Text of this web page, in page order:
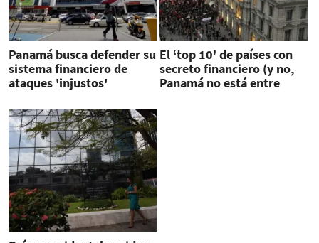
Panamá busca defender su
sistema financiero de
ataques 'injustos'
El ‘top 10’ de países con
secreto financiero (y no,
Panamá no está entre